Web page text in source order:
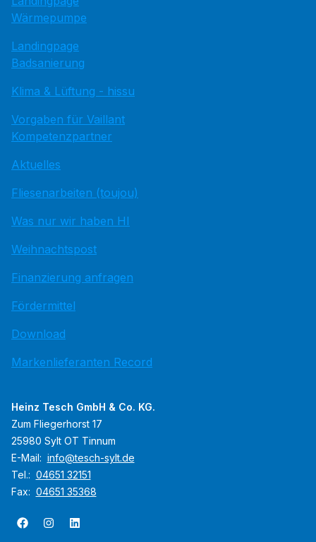
Wärmepumpe
Landingpage
Badsanierung
Klima & Lüftung - hissu
Vorgaben für Vaillant
Kompetenzpartner
Aktuelles
Fliesenarbeiten (toujou)
Was nur wir haben HI
Weihnachtspost
Finanzierung anfragen
Fördermittel
Download
Markenlieferanten Record
Heinz Tesch GmbH & Co. KG.
Zum Fliegerhorst 17
25980 Sylt OT Tinnum
E-Mail: info@tesch-sylt.de
Tel.: 04651 32151
Fax: 04651 35368